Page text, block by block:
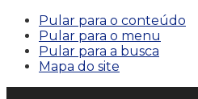
Pular para o conteúdo
Pular para o menu
Pular para a busca
Mapa do site